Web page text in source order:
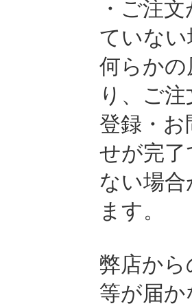
・ご注
ていない
何らか
り、ご
登録・
せが完
ない場
ます。
弊店か
等が届